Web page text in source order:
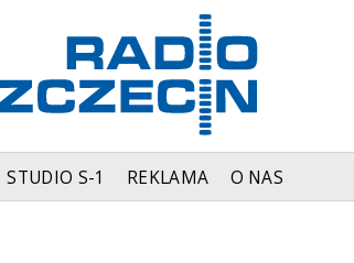
STUDIO S-1 REKLAMA O NAS